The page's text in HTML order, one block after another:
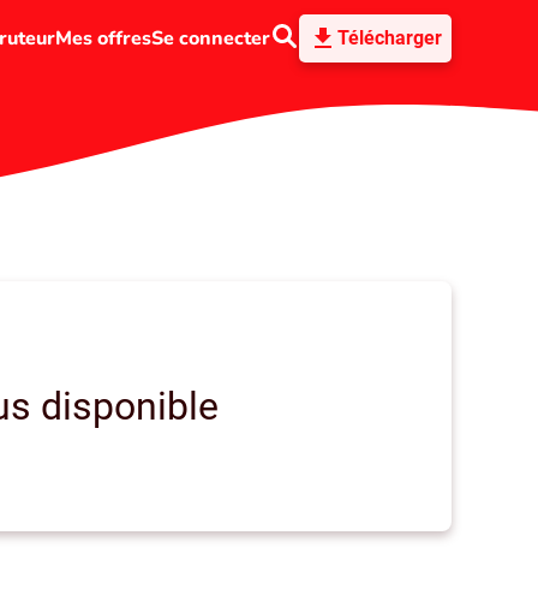
Mes offresSe connecter Télécharger
disponible